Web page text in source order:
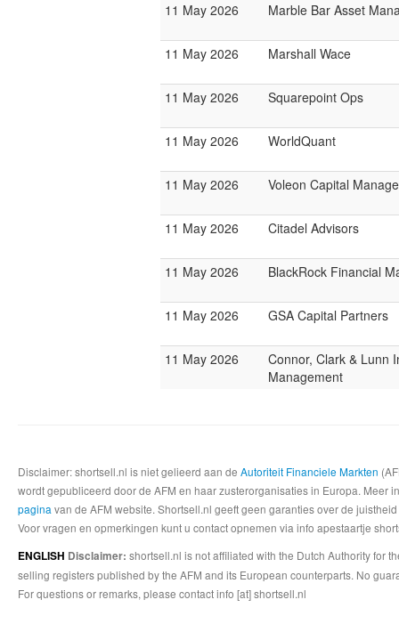
11 May 2026 Marble Bar Asset
11 May 2026 Marshall Wace
11 May 2026 Squarepoint Ops
11 May 2026 WorldQuant
11 May 2026 Voleon Capital
11 May 2026 Citadel Advisors
11 May 2026 BlackRock Financial
11 May 2026 GSA Capital Partners
11 May 2026
Connor, Clark & Lunn
Management
Disclaimer: shortsell.nl is niet gelieerd aan de Autoriteit Financiele Markten
wordt gepubliceerd door de AFM en haar zusterorganisaties in Europa.
pagina van de AFM website. Shortsell.nl geeft geen garanties over de
Voor vragen en opmerkingen kunt u contact opnemen via info apestaartje
ENGLISH Disclaimer: shortsell.nl is not affiliated with the Dutch Authority for
selling registers published by the AFM and its European counterparts. No
For questions or remarks, please contact info [at] shortsell.nl